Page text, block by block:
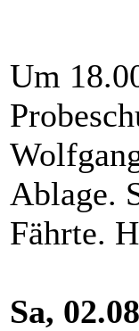
Um
Ablage.
Fährte.
Sa,